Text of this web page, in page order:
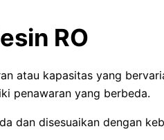
RO
atau kapasitas yang
penawaran yang berbeda.
dan disesuaikan dengan